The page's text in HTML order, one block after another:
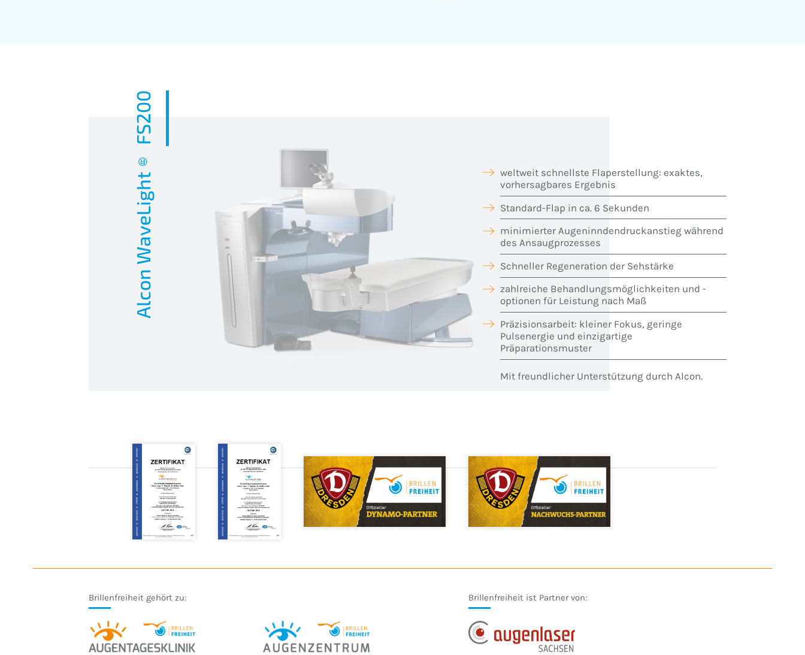
Alcon WaveLight® FS200
weltweit schnellste Flaperstellung: exaktes,
vorhersagbares Ergebnis
Standard-Flap in ca. 6 Sekunden
minimierter Augeninndendruckanstieg während
des Ansaugprozesses
Schneller Regeneration der Sehstärke
zahlreiche Behandlungsmöglichkeiten und -
optionen für Leistung nach Maß
Präzisionsarbeit: kleiner Fokus, geringe
Pulsenergie und einzigartige
Präparationsmuster
Mit freundlicher Unterstützung durch Alcon.
Brillenfreiheit gehört zu: Brillenfreiheit ist Partner von: